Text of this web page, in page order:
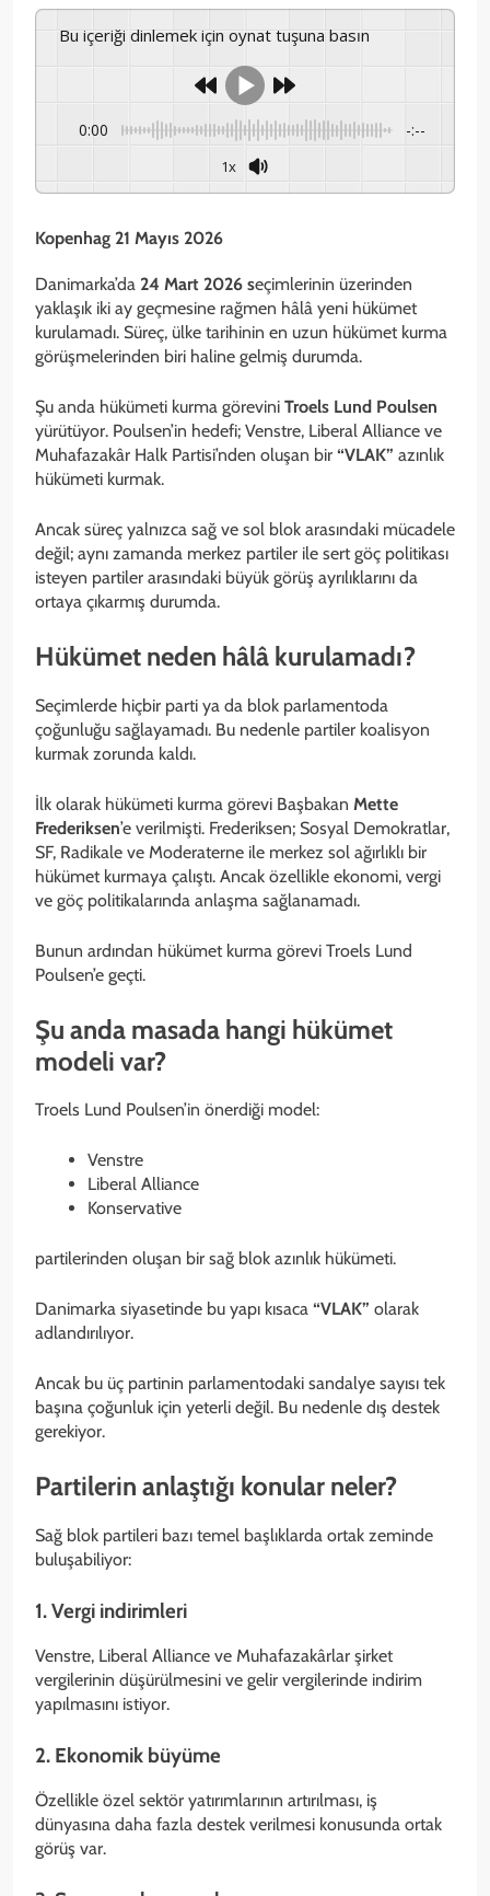
Bu içeriği dinlemek için oynat tuşuna basın
0:00 -:--
1x
Kopenhag 21 Mayıs 2026
Danimarka’da 24 Mart 2026 seçimlerinin üzerinden
yaklaşık iki ay geçmesine rağmen hâlâ yeni hükümet
kurulamadı. Süreç, ülke tarihinin en uzun hükümet kurma
görüşmelerinden biri haline gelmiş durumda.
Şu anda hükümeti kurma görevini Troels Lund Poulsen
yürütüyor. Poulsen’in hedefi; Venstre, Liberal Alliance ve
Muhafazakâr Halk Partisi’nden oluşan bir “VLAK” azınlık
hükümeti kurmak.
Ancak süreç yalnızca sağ ve sol blok arasındaki mücadele
değil; aynı zamanda merkez partiler ile sert göç politikası
isteyen partiler arasındaki büyük görüş ayrılıklarını da
ortaya çıkarmış durumda.
Hükümet neden hâlâ kurulamadı?
Seçimlerde hiçbir parti ya da blok parlamentoda
çoğunluğu sağlayamadı. Bu nedenle partiler koalisyon
kurmak zorunda kaldı.
İlk olarak hükümeti kurma görevi Başbakan Mette
Frederiksen’e verilmişti. Frederiksen; Sosyal Demokratlar,
SF, Radikale ve Moderaterne ile merkez sol ağırlıklı bir
hükümet kurmaya çalıştı. Ancak özellikle ekonomi, vergi
ve göç politikalarında anlaşma sağlanamadı.
Bunun ardından hükümet kurma görevi Troels Lund
Poulsen’e geçti.
Şu anda masada hangi hükümet
modeli var?
Troels Lund Poulsen’in önerdiği model:
Venstre
Liberal Alliance
Konservative
partilerinden oluşan bir sağ blok azınlık hükümeti.
Danimarka siyasetinde bu yapı kısaca “VLAK” olarak
adlandırılıyor.
Ancak bu üç partinin parlamentodaki sandalye sayısı tek
başına çoğunluk için yeterli değil. Bu nedenle dış destek
gerekiyor.
Partilerin anlaştığı konular neler?
Sağ blok partileri bazı temel başlıklarda ortak zeminde
buluşabiliyor:
1. Vergi indirimleri
Venstre, Liberal Alliance ve Muhafazakârlar şirket
vergilerinin düşürülmesini ve gelir vergilerinde indirim
yapılmasını istiyor.
2. Ekonomik büyüme
Özellikle özel sektör yatırımlarının artırılması, iş
dünyasına daha fazla destek verilmesi konusunda ortak
görüş var.